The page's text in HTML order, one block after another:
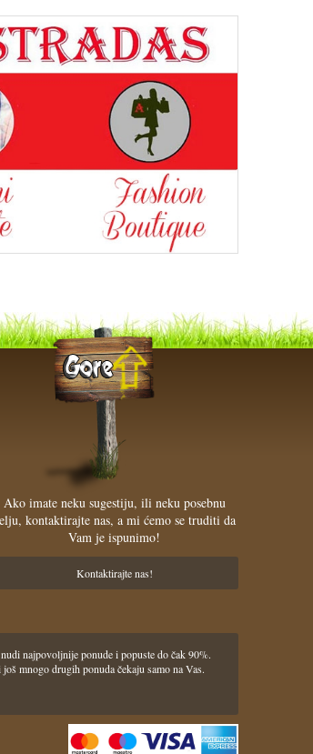
Ako imate neku sugestiju, ili neku posebnu
kontaktirajte nas, a mi ćemo se truditi da
Vam je ispunimo!
Kontaktirajte nas!
najpovoljnije ponude i popuste do čak 90%.
mnogo drugih ponuda čekaju samo na Vas.